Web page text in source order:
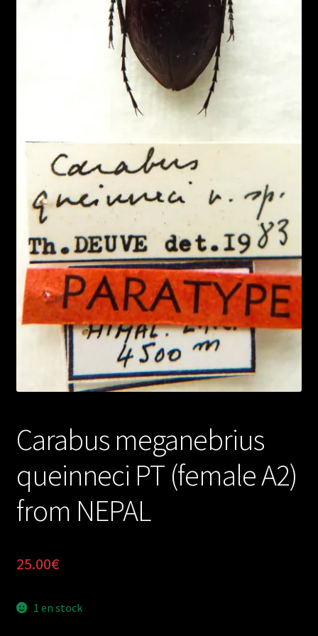
Carabus meganebrius
queinneci PT (female A2)
from NEPAL
25.00€
1 en stock